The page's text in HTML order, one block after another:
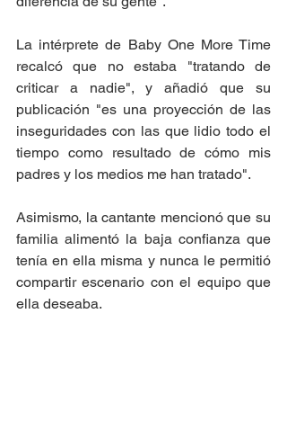
La intérprete de Baby One More Time
recalcó que no estaba "tratando de
criticar a nadie", y añadió que su
publicación "es una proyección de las
inseguridades con las que lidio todo el
tiempo como resultado de cómo mis
padres y los medios me han tratado".
Asimismo, la cantante mencionó que su
familia alimentó la baja confianza que
tenía en ella misma y nunca le permitió
compartir escenario con el equipo que
ella deseaba.